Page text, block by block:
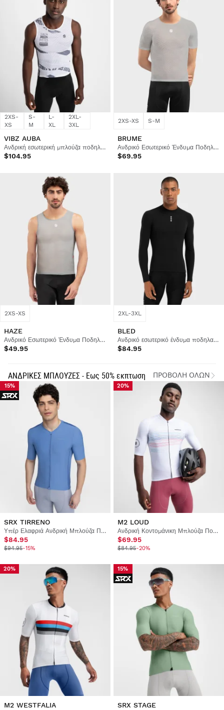
2XS-
XS
S-
M
L-
XL
2XL-
3XL
VIBZ AUBA
Ανδρική εσωτερική μπλούζα ποδηλασίας Vuelta a Ibiza MTB x Siroko
$104.95
2XS-XS S-M
BRUME
Ανδρικό Εσωτερικό Ένδυμα Ποδηλασίας
$69.95
2XS-XS
HAZE
Ανδρικό Εσωτερικό Ένδυμα Ποδηλασίας
$49.95
2XL-3XL
BLED
Ανδρικό εσωτερικό ένδυμα ποδηλασίας
$84.95
ΑΝΔΡΙΚΕΣ ΜΠΛΟΥΖΕΣ - Εως 50% εκπτωση ΠΡΟΒΟΛΉ ΌΛΩΝ
15%
SRX TIRRENO
Υπέρ Ελαφριά Ανδρική Μπλούζα Ποδηλασίας
$84.95
$94.95-15%
20%
M2 LOUD
Ανδρική Κοντομάνικη Μπλούζα Ποδηλασίας
$69.95
$84.95-20%
20%
M2 WESTFALIA
15%
SRX STAGE